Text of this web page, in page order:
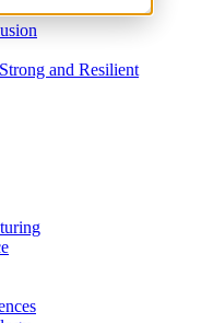
and Resilient